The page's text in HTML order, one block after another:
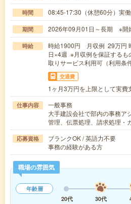
時間 08:45-17:30（休憩60分）実
期間 2026年09月01日～長期 ※開
時給
時給1900円 月収例 29万円
日×4週 ※月収例を保証する
取りサービス利用可（利用条
交通費
1ヶ月3万円を上限として実費
仕事内容
一般事務
大手建設会社で部内の事務ア
管理、伝票処理、請求処理
応募資格
ブランクOK / 英語力不要
事務の経験がある方
職場の雰囲気
年齢層
20代
30代